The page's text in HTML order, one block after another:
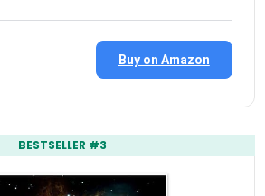
Buy on Amazon
BESTSELLER #3